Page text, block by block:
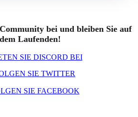
bei und bleiben Sie auf
dem Laufenden!
SIE DISCORD BEI
SIE TWITTER
SIE FACEBOOK